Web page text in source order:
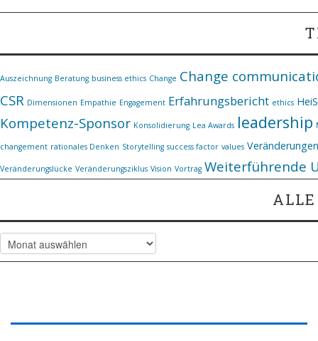
Auszeichnung Beratung business ethics Change Change
CSR Dimensionen Empathie Engagement Erfahrungsbericht ethics
Kompetenz-Sponsor Konsolidierung Lea Awards leadership
changement rationales Denken Storytelling success factor values Veränderungen
Veränderungslücke Veränderungsziklus Vision Vortrag Weiterführende
Alle
Artikel